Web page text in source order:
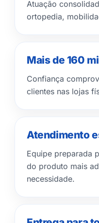
Atuação
ortopedia,
Mais de 160
Confiança
clientes nas lojas
Atendimento
Equipe preparada
do produto mais
necessidade.